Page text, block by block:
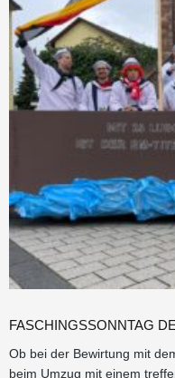
FASCHINGSSONNTAG
Ob bei der Bewirtung mit
beim Umzug mit einem